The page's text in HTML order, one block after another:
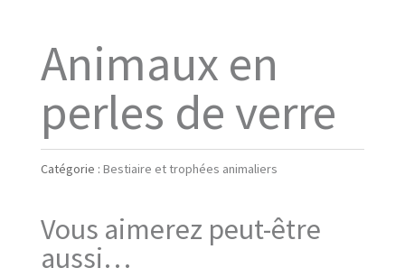
Animaux en
perles de verre
Catégorie : Bestiaire et trophées animaliers
Vous aimerez peut-être
aussi…